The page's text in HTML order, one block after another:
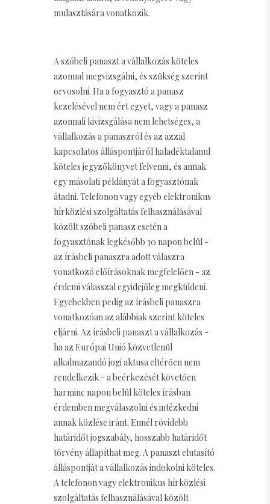
mulasztására vonatkozik.
A szóbeli panaszt a vállalkozás köteles
azonnal megvizsgálni, és szükség szerint
orvosolni. Ha a fogyasztó a panasz
kezelésével nem ért egyet, vagy a panasz
azonnali kivizsgálása nem lehetséges, a
vállalkozás a panaszról és az azzal
kapcsolatos álláspontjáról haladéktalanul
köteles jegyzőkönyvet felvenni, és annak
egy másolati példányát a fogyasztónak
átadni. Telefonon vagy egyéb elektronikus
hírközlési szolgáltatás felhasználásával
közölt szóbeli panasz esetén a
fogyasztónak legkésőbb 30 napon belül -
az írásbeli panaszra adott válaszra
vonatkozó előírásoknak megfelelően - az
érdemi válasszal egyidejűleg megküldeni.
Egyebekben pedig az írásbeli panaszra
vonatkozóan az alábbiak szerint köteles
eljárni. Az írásbeli panaszt a vállalkozás -
ha az Európai Unió közvetlenül
alkalmazandó jogi aktusa eltérően nem
rendelkezik - a beérkezését követően
harminc napon belül köteles írásban
érdemben megválaszolni és intézkedni
annak közlése iránt. Ennél rövidebb
határidőt jogszabály, hosszabb határidőt
törvény állapíthat meg. A panaszt elutasító
álláspontját a vállalkozás indokolni köteles.
A telefonon vagy elektronikus hírközlési
szolgáltatás felhasználásával közölt